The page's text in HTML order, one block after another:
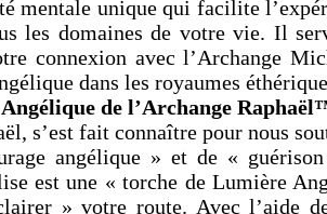
mentale unique qui facilite
les domaines de votre vie. Il
connexion avec l’Archange
dans les royaumes
de l’Archange
s’est fait connaître pour nous
angélique » et de «
est une « torche de Lumière
» votre route. Avec l’aide